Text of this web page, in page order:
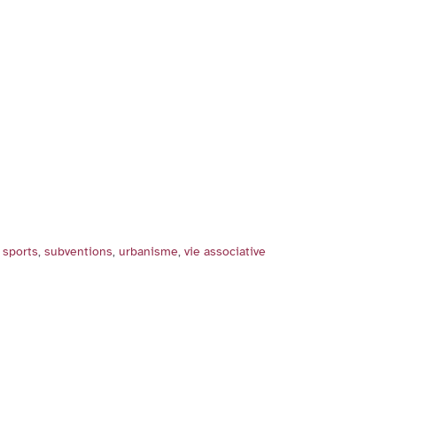
sports, subventions, urbanisme, vie associative